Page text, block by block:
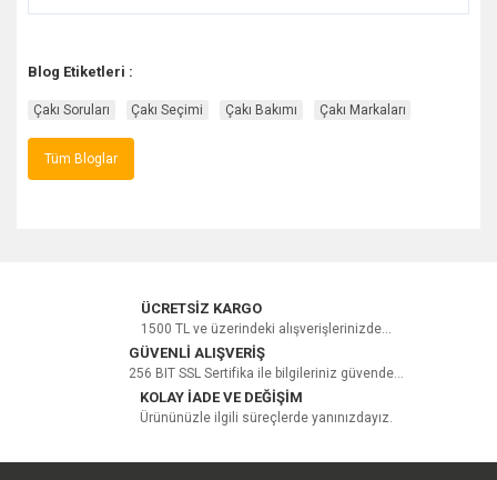
Blog Etiketleri :
Çakı Soruları Çakı Seçimi Çakı Bakımı Çakı Markaları
Tüm Bloglar
ÜCRETSİZ KARGO
1500 TL ve üzerindeki alışverişlerinizde...
GÜVENLİ ALIŞVERİŞ
256 BIT SSL Sertifika ile bilgileriniz güvende...
KOLAY İADE VE DEĞİŞİM
Ürününüzle ilgili süreçlerde yanınızdayız.